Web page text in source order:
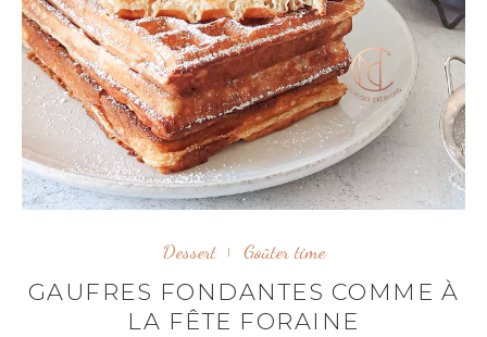
Dessert Goûter time
GAUFRES FONDANTES COMME À
LA FÊTE FORAINE